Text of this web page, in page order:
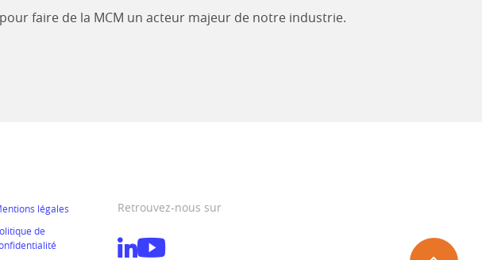
faire de la MCM un acteur majeur de notre industrie.
légales
de
Retrouvez-nous sur